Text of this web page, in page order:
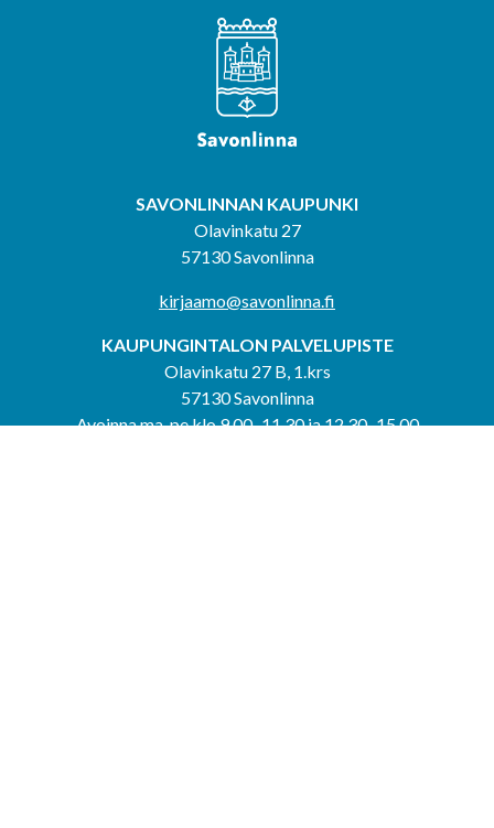
SAVONLINNAN KAUPUNKI
Olavinkatu 27
57130 Savonlinna
kirjaamo@savonlinna.fi
KAUPUNGINTALON PALVELUPISTE
Olavinkatu 27 B, 1.krs
57130 Savonlinna
Avoinna ma-pe klo 9.00–11.30 ja 12.30–15.00